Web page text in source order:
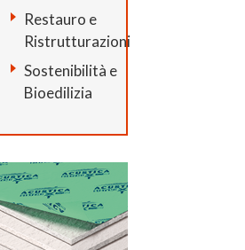
Restauro e
Ristrutturazioni
Sostenibilità e
Bioedilizia